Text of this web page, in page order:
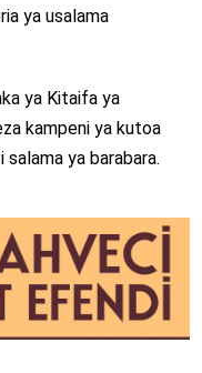
ya usalama
ya Kitaifa ya
kampeni ya kutoa
ya barabara.